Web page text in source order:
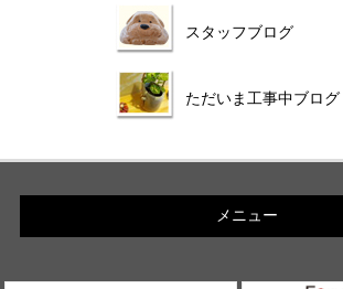
スタッフブログ
ただいま工事中ブログ
メニュー